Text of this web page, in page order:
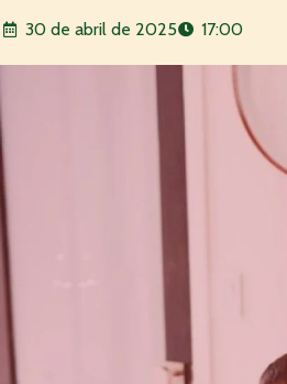
30 de abril de 2025 17:00